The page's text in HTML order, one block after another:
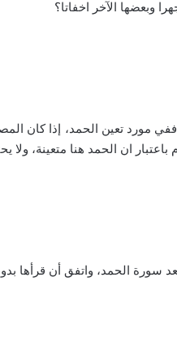
ففي مورد تعين الحمد، إذا
ان الحمد هنا متعينة، ولا